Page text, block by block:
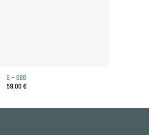
E – BBB
59,00€